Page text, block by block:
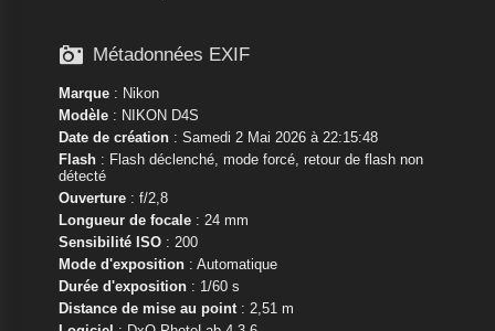
 Métadonnées EXIF
Marque: Nikon
Modèle: NIKON D4S
Date de création: Samedi 2 Mai 2026 à 22:15:48
Flash: Flash déclenché, mode forcé, retour de flash non
détecté
Ouverture: f/2,8
Longueur de focale: 24 mm
Sensibilité ISO: 200
Mode d'exposition: Automatique
Durée d'exposition: 1/60 s
Distance de mise au point: 2,51 m